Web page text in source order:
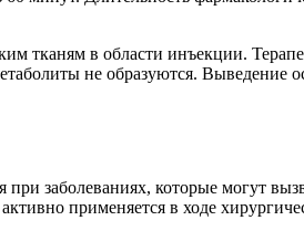
тканям в области инъекции.
не образуются. Выведение
заболеваниях, которые могут
применяется в ходе